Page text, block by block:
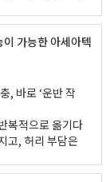
다. 트랙터의 움
료 작물의 손실
는 최상의 깨끗
가능한 아세아텍
, 바로 ‘운반 작
복적으로 옮기다
고, 허리 부담은
고민을 해결하기